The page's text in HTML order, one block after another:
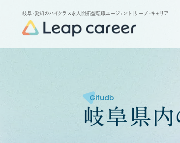
岐阜・愛知のハイクラス求人開拓型転職エージェント ｜リープ・キャリア
Gifudb
岐阜 県内